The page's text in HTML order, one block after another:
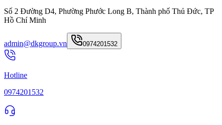
Số 2 Đường D4, Phường Phước Long B, Thành phố Thủ Đức, TP
Hồ Chí Minh
admin@dkgroup.vn 0974201532
Hotline
0974201532